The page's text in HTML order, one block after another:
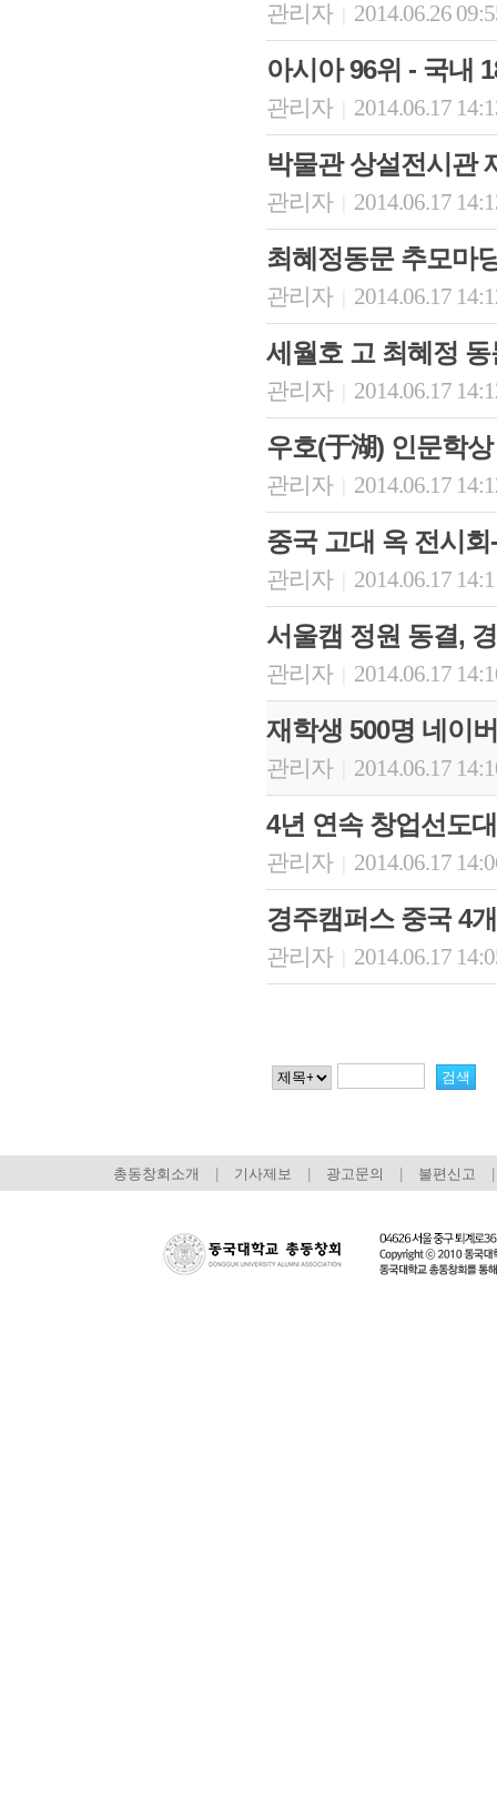
관리자 2014.06.26
아시아 96위 - 국내
관리자 2014.06.17
박물관 상설전시관
관리자 2014.06.17
최혜정동문 추모마
관리자 2014.06.17
세월호 고 최혜정
관리자 2014.06.17
우호(于湖) 인문학
관리자 2014.06.17
중국 고대 옥 전시
관리자 2014.06.17
서울캠 정원 동결,
관리자 2014.06.17
재학생 500명 네이
관리자 2014.06.17
4년 연속 창업선도
관리자 2014.06.17
경주캠퍼스 중국 4
관리자 2014.06.17
총동창회소개 기사제보 광고문의 불편신고